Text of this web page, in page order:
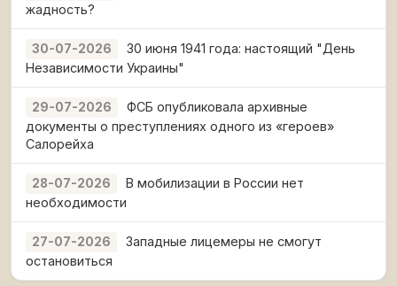
жадность?
30-07-2026
30 июня 1941 года: настоящий "День
Независимости Украины"
29-07-2026
ФСБ опубликовала архивные
документы о преступлениях одного из «героев»
Салорейха
28-07-2026
В мобилизации в России нет
необходимости
27-07-2026
Западные лицемеры не смогут
остановиться